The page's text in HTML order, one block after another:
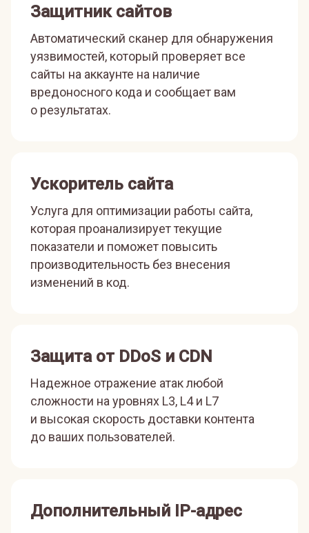
Защитник сайтов
Автоматический сканер для обнаружения
уязвимостей, который проверяет все
сайты на аккаунте на наличие
вредоносного кода и сообщает вам
о результатах.
Ускоритель сайта
Услуга для оптимизации работы сайта,
которая проанализирует текущие
показатели и поможет повысить
производительность без внесения
изменений в код.
Защита от DDoS и CDN
Надежное отражение атак любой
сложности на уровнях L3, L4 и L7
и высокая скорость доставки контента
до ваших пользователей.
Дополнительный IP-адрес